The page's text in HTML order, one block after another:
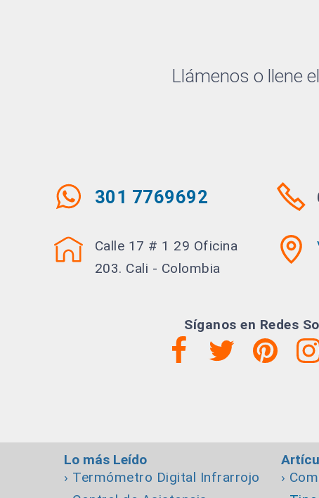
Llámenos o llene
301 7769692
Calle 17 # 1 29 Oficina
203. Cali - Colombia
Síganos en Redes
Lo más Leído
› Termómetro Digital Infrarrojo
›